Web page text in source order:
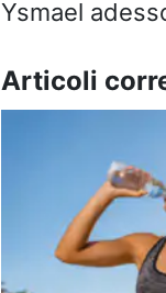
Ysmael
Articoli